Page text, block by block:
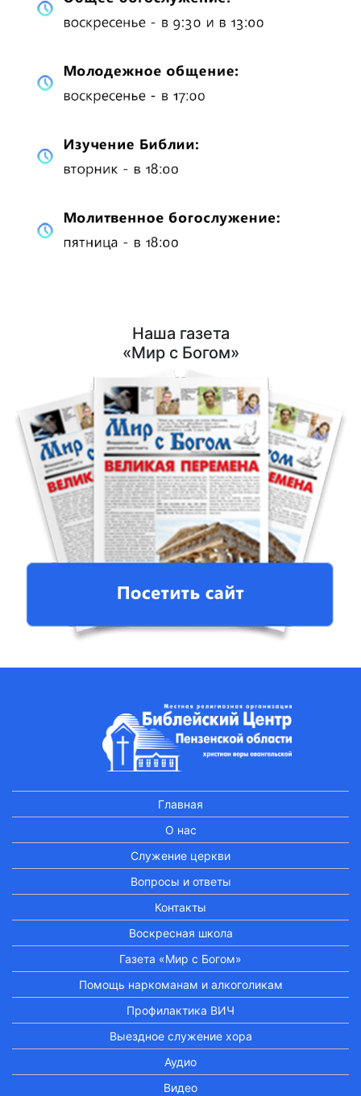
Наша газета
«Мир с Богом»
Главная
О нас
Служение церкви
Вопросы и ответы
Контакты
Воскресная школа
Газета «Мир с Богом»
Помощь наркоманам и алкоголикам
Профилактика ВИЧ
Выездное служение хора
Аудио
Видео